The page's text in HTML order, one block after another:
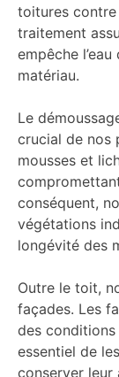
toitures contre
traitement
empêche
matériau.
Le
crucial de nos
mousses et
conséquent,
végétations
longévité des
Outre le toit,
façades. Les
des
essentiel de
conserver